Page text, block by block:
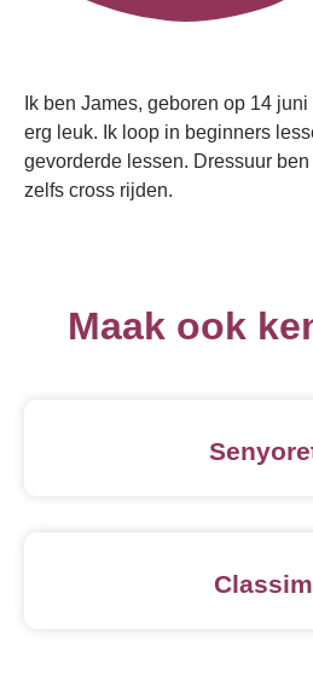
Ik ben James, geboren op 14
erg leuk. Ik loop in beginners
gevorderde lessen. Dressuur
zelfs cross rijden.
Maak ook